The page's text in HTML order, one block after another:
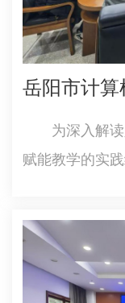
为深入解读
赋能教学的实
办、湖南理工
赋能教育”主题
阳地区高校、